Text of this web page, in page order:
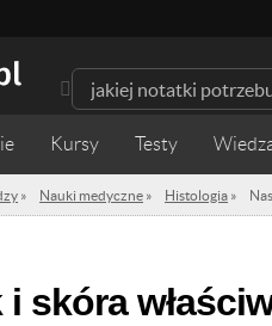
Kursy Testy
» Nauki medyczne » Histologia »
i skóra